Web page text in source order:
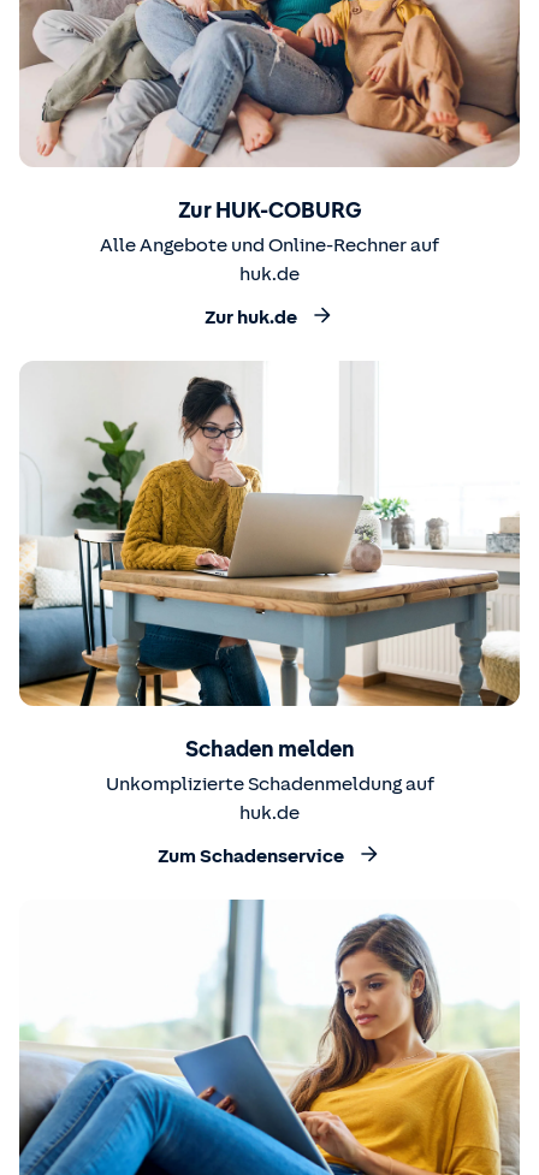
Zur HUK-COBURG
Alle Angebote und Online-Rechner auf
huk.de
Zur huk.de
Schaden melden
Unkomplizierte Schadenmeldung auf
huk.de
Zum Schadenservice